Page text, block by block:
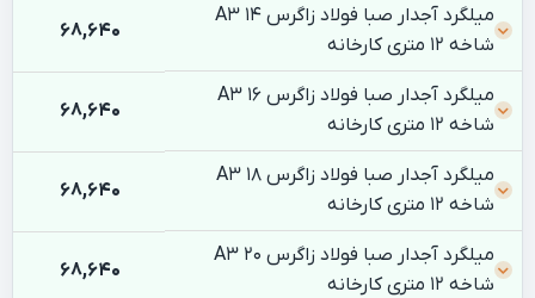
میلگرد آجدار صبا فولاد زاگرس 14 A3
شاخه 12 متری کارخانه
68,640
میلگرد آجدار صبا فولاد زاگرس 16 A3
شاخه 12 متری کارخانه
68,640
میلگرد آجدار صبا فولاد زاگرس 18 A3
شاخه 12 متری کارخانه
68,640
میلگرد آجدار صبا فولاد زاگرس 20 A3
شاخه 12 متری کارخانه
68,640